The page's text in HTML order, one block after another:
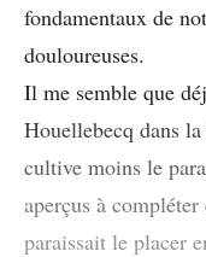
fondamentaux de
douloureuses.
Il me semble que
Houellebecq dans
cultive moins le
aperçus à
paraissait le placer